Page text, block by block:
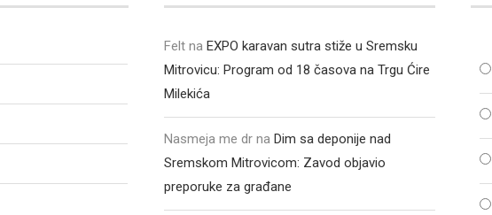
Felt naEXPO karavan sutra stiže u Sremsku
Mitrovicu: Program od 18 časova na Trgu Ćire
Milekića
Nasmeja me dr naDim sa deponije nad
Sremskom Mitrovicom: Zavod objavio
preporuke za građane